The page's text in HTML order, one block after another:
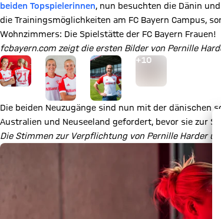
beiden Topspielerinnen, nun besuchten die Dänin
die Trainingsmöglichkeiten am FC Bayern Campus,
Wohnzimmers: Die Spielstätte der FC Bayern Frauen!
fcbayern.com zeigt die ersten Bilder von Pernille
Gehe zu Gallerie Seite: zur Galerie+10
Die beiden Neuzugänge sind nun mit der
Australien und Neuseeland gefordert, bevor sie zur
Die Stimmen zur Verpflichtung von Pernille Harder